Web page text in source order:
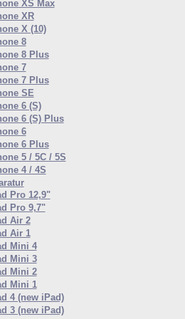
XS Max
XR
X (10)
8
8 Plus
7
7 Plus
SE
6 (S)
6 (S) Plus
6
6 Plus
5 / 5C / 5S
4 / 4S
Pro 12,9"
Pro 9,7"
Air 2
Air 1
Mini 4
Mini 3
Mini 2
Mini 1
4 (new iPad)
3 (new iPad)